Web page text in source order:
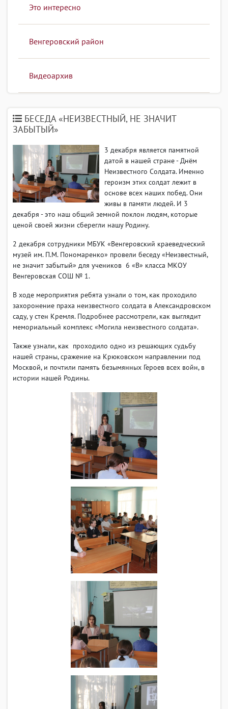
Это интересно
Венгеровский район
Видеоархив
БЕСЕДА «НЕИЗВЕСТНЫЙ, НЕ ЗНАЧИТ
ЗАБЫТЫЙ»
3 декабря является памятной
датой в нашей стране - Днём
Неизвестного Солдата. Именно
героизм этих солдат лежит в
основе всех наших побед. Они
живы в памяти людей. И 3
декабря - это наш общий земной поклон людям, которые
ценой своей жизни сберегли нашу Родину.
2 декабря сотрудники МБУК «Венгеровский краеведческий
музей им. П.М. Пономаренко» провели беседу «Неизвестный,
не значит забытый» для учеников 6 «В» класса МКОУ
Венгеровская СОШ № 1.
В ходе мероприятия ребята узнали о том, как проходило
захоронение праха неизвестного солдата в Александровском
саду, у стен Кремля. Подробнее рассмотрели, как выглядит
мемориальный комплекс «Могила неизвестного солдата».
Также узнали, как проходило одно из решающих судьбу
нашей страны, сражение на Крюковском направлении под
Москвой, и почтили память безымянных Героев всех войн, в
истории нашей Родины.